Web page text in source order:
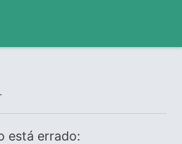
está errado: